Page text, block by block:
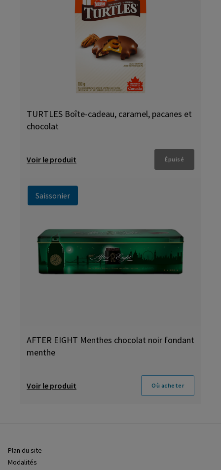
TURTLES Boîte-cadeau, caramel, pacanes et
chocolat
Voir le produit Épuisé
Saissonier
AFTER EIGHT Menthes chocolat noir fondant
menthe
Voir le produit Où acheter
Plan du site
Modalités